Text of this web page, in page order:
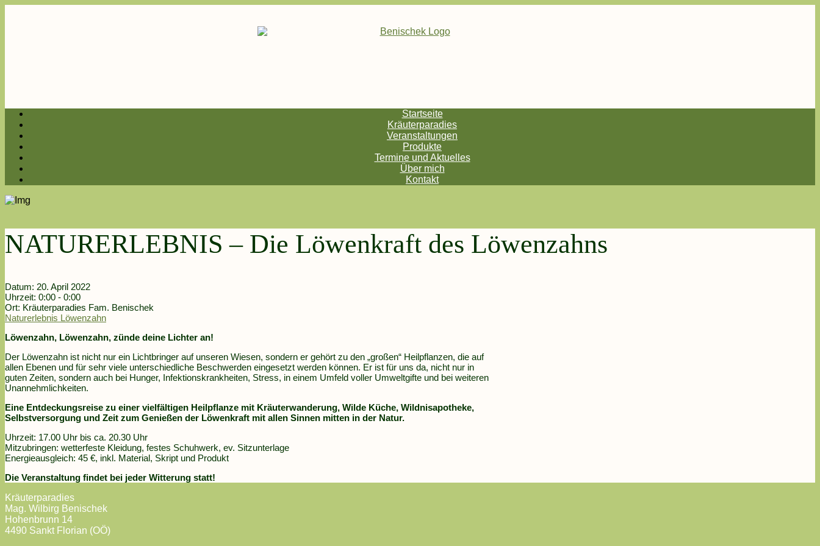
Startseite
Kräuterparadies
Veranstaltungen
Produkte
Termine und Aktuelles
Über mich
Kontakt
NATURERLEBNIS – Die Löwenkraft des Löwenzahns
Datum: 20. April 2022
Uhrzeit: 0:00 - 0:00
Ort: Kräuterparadies Fam. Benischek
Naturerlebnis Löwenzahn
Löwenzahn, Löwenzahn, zünde deine Lichter an!
Der Löwenzahn ist nicht nur ein Lichtbringer auf unseren Wiesen, sondern er gehört zu den „großen“ Heilpflanzen, die auf
allen Ebenen und für sehr viele unterschiedliche Beschwerden eingesetzt werden können. Er ist für uns da, nicht nur in
guten Zeiten, sondern auch bei Hunger, Infektionskrankheiten, Stress, in einem Umfeld voller Umweltgifte und bei weiteren
Unannehmlichkeiten.
Eine Entdeckungsreise zu einer vielfältigen Heilpflanze mit Kräuterwanderung, Wilde Küche, Wildnisapotheke,
Selbstversorgung und Zeit zum Genießen der Löwenkraft mit allen Sinnen mitten in der Natur.
Uhrzeit: 17.00 Uhr bis ca. 20.30 Uhr
Mitzubringen: wetterfeste Kleidung, festes Schuhwerk, ev. Sitzunterlage
Energieausgleich: 45 €, inkl. Material, Skript und Produkt
Die Veranstaltung findet bei jeder Witterung statt!
Kräuterparadies
Mag. Wilbirg Benischek
Hohenbrunn 14
4490 Sankt Florian (OÖ)